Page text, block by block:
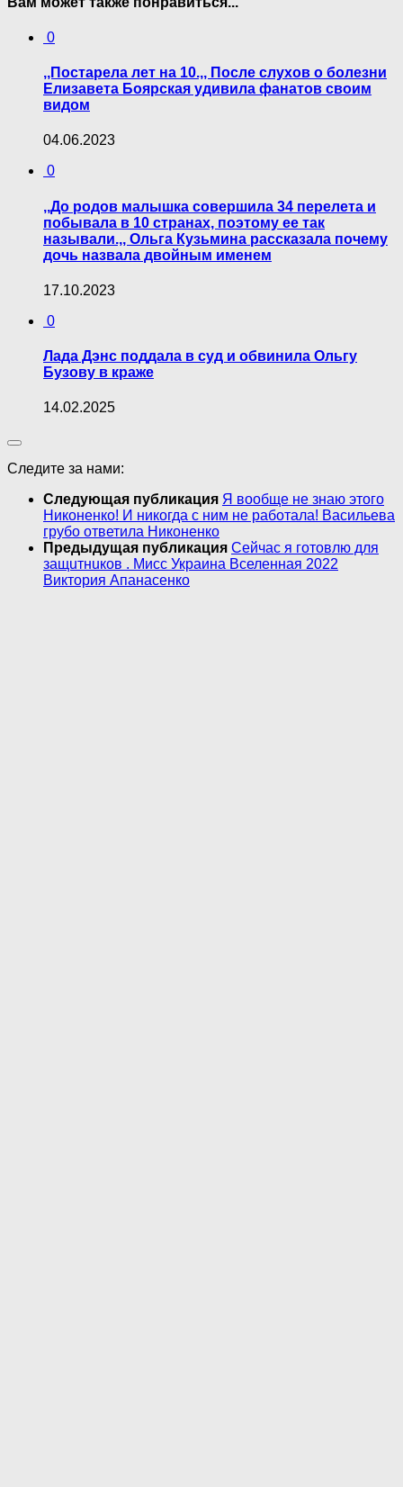
0
,,Постарела лет на 10.,, После слухов о болезни
Елизавета Боярская удивила фанатов своим
видом
04.06.2023
0
,,До родов малышка совершила 34 перелета и
побывала в 10 странах, поэтому ее так
называли.,, Ольга Кузьмина рассказала почему
дочь назвала двойным именем
17.10.2023
0
Лада Дэнс поддала в суд и обвинила Ольгу
Бузову в краже
14.02.2025
Следите за нами:
Следующая публикация Я вообще не знаю этого
Никоненко! И никогда с ним не работала! Васильева
грубо ответила Никоненко
Предыдущая публикация Сейчас я готовлю для
зaщuтнuков . Мисс Украина Вселенная 2022
Виктория Апанасенко